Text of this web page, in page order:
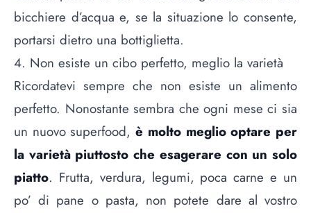
bicchiere d’acqua e, se la situazione lo consente,
portarsi dietro una bottiglietta.
4. Non esiste un cibo perfetto, meglio la varietà
Ricordatevi sempre che non esiste un alimento
perfetto. Nonostante sembra che ogni mese ci sia
un nuovo superfood, è molto meglio optare per
la varietà piuttosto che esagerare con un solo
piatto. Frutta, verdura, legumi, poca carne e un
po’ di pane o pasta, non potete dare al vostro